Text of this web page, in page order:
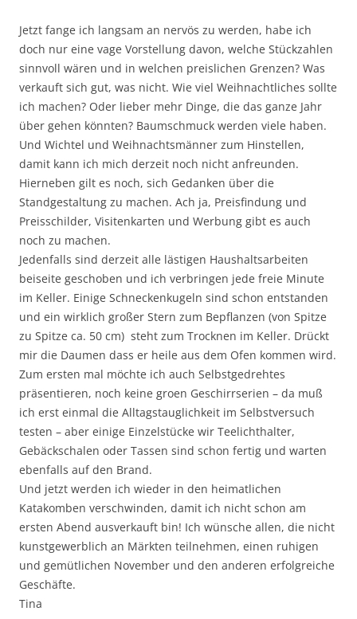
Jetzt fange ich langsam an nervös zu werden, habe ich
doch nur eine vage Vorstellung davon, welche Stückzahlen
sinnvoll wären und in welchen preislichen Grenzen? Was
verkauft sich gut, was nicht. Wie viel Weihnachtliches sollte
ich machen? Oder lieber mehr Dinge, die das ganze Jahr
über gehen könnten? Baumschmuck werden viele haben.
Und Wichtel und Weihnachtsmänner zum Hinstellen,
damit kann ich mich derzeit noch nicht anfreunden.
Hierneben gilt es noch, sich Gedanken über die
Standgestaltung zu machen. Ach ja, Preisfindung und
Preisschilder, Visitenkarten und Werbung gibt es auch
noch zu machen.
Jedenfalls sind derzeit alle lästigen Haushaltsarbeiten
beiseite geschoben und ich verbringen jede freie Minute
im Keller. Einige Schneckenkugeln sind schon entstanden
und ein wirklich großer Stern zum Bepflanzen (von Spitze
zu Spitze ca. 50 cm) steht zum Trocknen im Keller. Drückt
mir die Daumen dass er heile aus dem Ofen kommen wird.
Zum ersten mal möchte ich auch Selbstgedrehtes
präsentieren, noch keine groen Geschirrserien – da muß
ich erst einmal die Alltagstauglichkeit im Selbstversuch
testen – aber einige Einzelstücke wir Teelichthalter,
Gebäckschalen oder Tassen sind schon fertig und warten
ebenfalls auf den Brand.
Und jetzt werden ich wieder in den heimatlichen
Katakomben verschwinden, damit ich nicht schon am
ersten Abend ausverkauft bin! Ich wünsche allen, die nicht
kunstgewerblich an Märkten teilnehmen, einen ruhigen
und gemütlichen November und den anderen erfolgreiche
Geschäfte.
Tina